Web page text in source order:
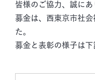
皆様のご協力、誠にあ
募金は、西東京市社
た。
募金と表彰の様子は下